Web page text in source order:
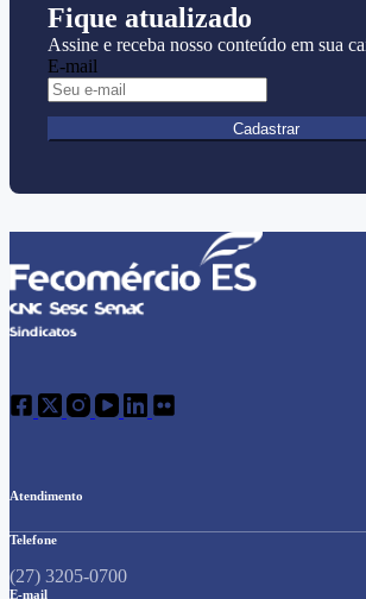
Fique atualizado
Assine e receba nosso conteúdo em sua
E-mail
Cadastrar
Atendimento
Telefone
(27) 3205-0700
E-mail